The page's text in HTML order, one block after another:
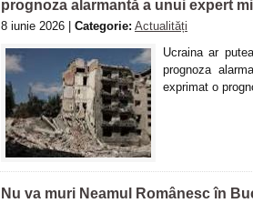
prognoza alarmantă a unui expert
8 iunie 2026 | Categorie: Actualități
Ucraina ar
prognoza
exprimat o
Nu va muri Neamul Românesc în